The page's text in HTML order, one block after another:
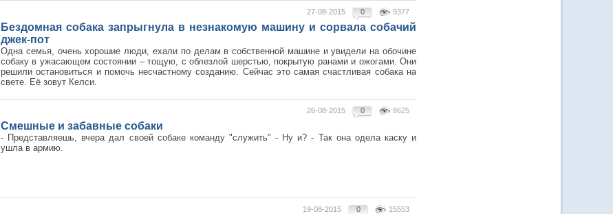
9377
0
27-08-2015
Бездомная собака запрыгнула в незнакомую машину и сорвала собачий
джек-пот
Одна семья, очень хорошие люди, ехали по делам в собственной машине и увидели на обочине
собаку в ужасающем состоянии – тощую, с облезлой шерстью, покрытую ранами и ожогами. Они
решили остановиться и помочь несчастному созданию. Сейчас это самая счастливая собака на
свете. Её зовут Келси.
8625
0
26-08-2015
Смешные и забавные собаки
- Представляешь, вчера дал своей собаке команду "служить" - Ну и? - Так она одела каску и
ушла в армию.
15553
0
19-08-2015